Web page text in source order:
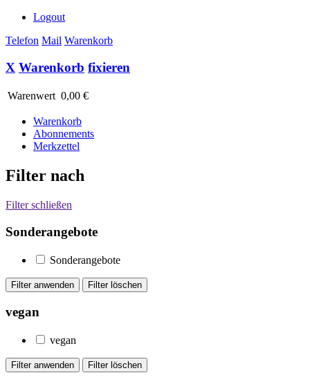
Logout
Telefon Mail Warenkorb
X Warenkorb fixieren
Warenwert 0,00 €
Warenkorb
Abonnements
Merkzettel
Filter nach
Filter schließen
Sonderangebote
Sonderangebote
vegan
vegan